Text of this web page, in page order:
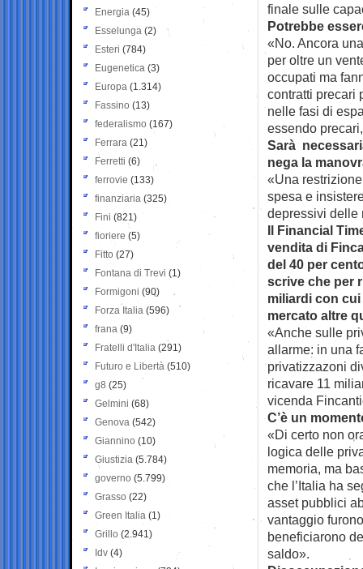
finale sulle
Potrebbe
«No. Ancora
per oltre un
occupati ma
contratti precari
nelle fasi di
essendo
Sarà
nega la
«Una
spesa e
depressivi delle
Il Financial
vendita di
del 40 per
scrive che per
miliardi con
mercato altre
«Anche sulle
allarme: in una
privatizzazoni
ricavare 11
vicenda
C’è un
«Di certo non
logica delle
memoria, ma
che l’Italia ha
asset pubblici
vantaggio
beneficiarono
saldo».
Energia (45)
Esselunga (2)
Esteri (784)
Eugenetica (3)
Europa (1.314)
Fassino (13)
federalismo (167)
Ferrara (21)
Ferretti (6)
ferrovie (133)
finanziaria (325)
Fini (821)
fioriere (5)
Fitto (27)
Fontana di Trevi (1)
Formigoni (90)
Forza Italia (596)
frana (9)
Fratelli d'Italia (291)
Futuro e Libertà (510)
g8 (25)
Gelmini (68)
Genova (542)
Giannino (10)
Giustizia (5.784)
governo (5.799)
Grasso (22)
Green Italia (1)
Grillo (2.941)
Idv (4)